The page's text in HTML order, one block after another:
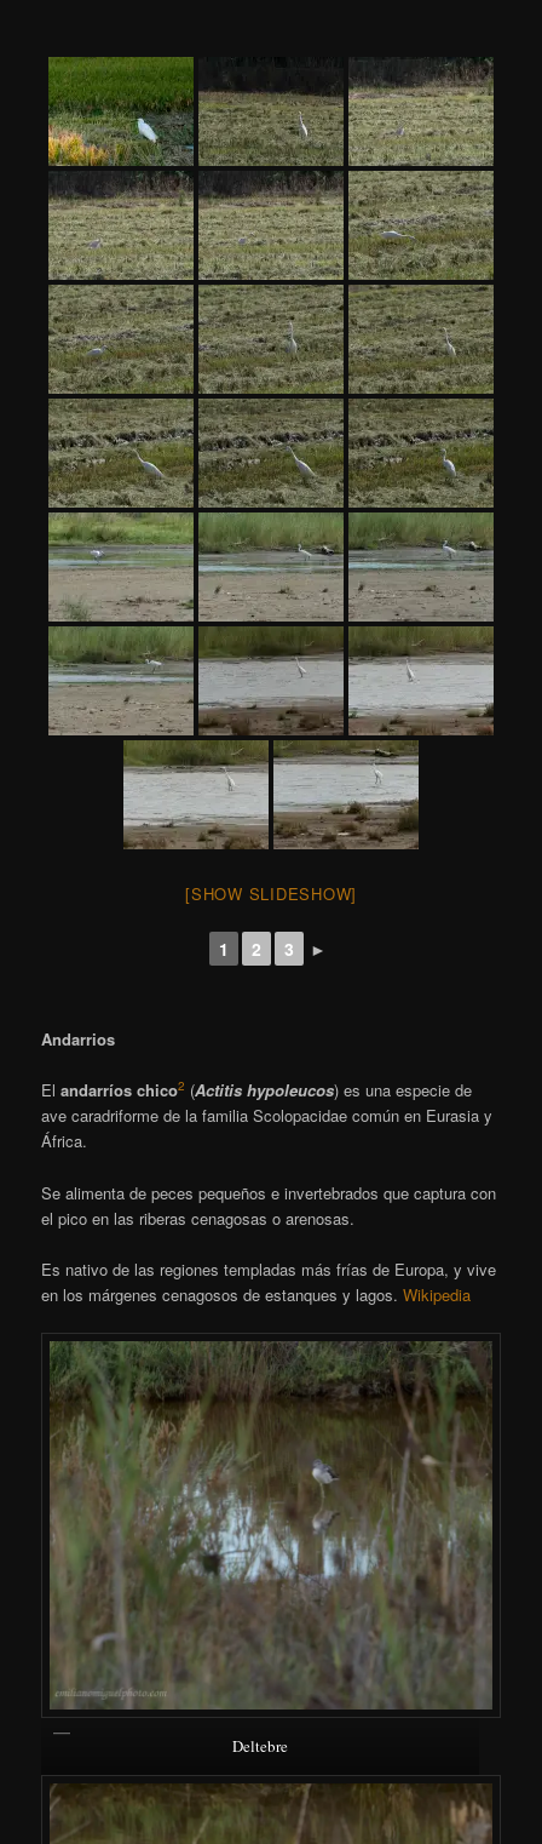
[SHOW SLIDESHOW]
1 2 3 ►
Andarrios
Elandarríos chico2 ​ (Actitis hypoleucos) es una especie de
ave caradriforme de la familia Scolopacidae común en Eurasia y
África.
Se alimenta de peces pequeños e invertebrados que captura con
el pico en las riberas cenagosas o arenosas.
Es nativo de las regiones templadas más frías de Europa, y vive
en los márgenes cenagosos de estanques y lagos.Wikipedia
Deltebre